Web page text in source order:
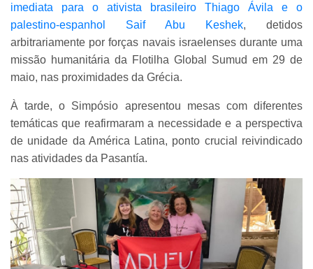
imediata para o ativista brasileiro Thiago Ávila e o
palestino-espanhol Saif Abu Keshek, detidos
arbitrariamente por forças navais israelenses durante uma
missão humanitária da Flotilha Global Sumud em 29 de
maio, nas proximidades da Grécia.
À tarde, o Simpósio apresentou mesas com diferentes
temáticas que reafirmaram a necessidade e a perspectiva
de unidade da América Latina, ponto crucial reivindicado
nas atividades da Pasantía.